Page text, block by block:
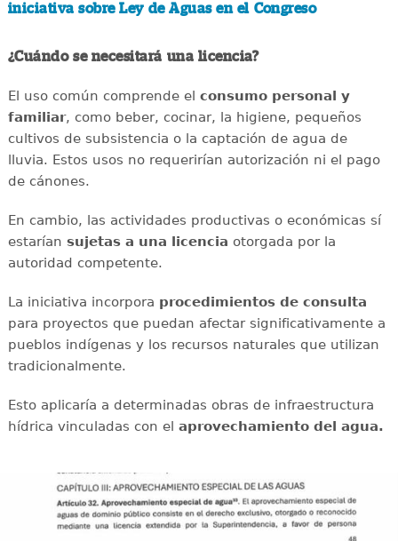
iniciativa sobre Ley de Aguas en el Congreso
¿Cuándo se necesitará una licencia?
El uso común comprende el consumo personal y
familiar, como beber, cocinar, la higiene, pequeños
cultivos de subsistencia o la captación de agua de
lluvia. Estos usos no requerirían autorización ni el pago
de cánones.
En cambio, las actividades productivas o económicas sí
estarían sujetas a una licencia otorgada por la
autoridad competente.
La iniciativa incorpora procedimientos de consulta
para proyectos que puedan afectar significativamente a
pueblos indígenas y los recursos naturales que utilizan
tradicionalmente.
Esto aplicaría a determinadas obras de infraestructura
hídrica vinculadas con el aprovechamiento del agua.